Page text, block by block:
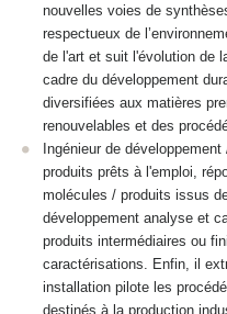
nouvelles voies de
respectueux de
de l'art et suit l'évolution de
cadre du développement
diversifiées aux matières
renouvelables et des
Ingénieur de
produits prêts à l'emploi,
molécules / produits issus
développement analyse et
produits intermédiaires ou
caractérisations. Enfin, il
installation pilote les
destinés à la production